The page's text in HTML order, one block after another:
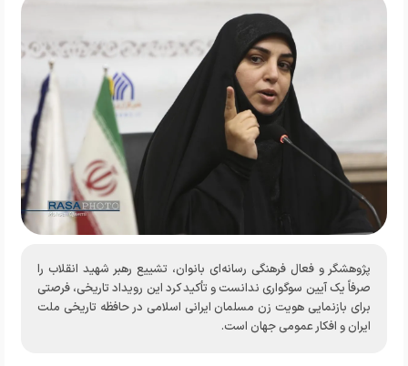
پژوهشگر و فعال فرهنگی رسانه‌ای بانوان، تشییع رهبر شهید انقلاب را
صرفاً یک آیین سوگواری ندانست و تأکید کرد این رویداد تاریخی، فرصتی
برای بازنمایی هویت زن مسلمان ایرانی اسلامی در حافظه تاریخی ملت
ایران و افکار عمومی جهان است.